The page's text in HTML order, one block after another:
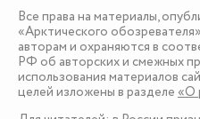
Все права на материалы,
«Арктического
авторам и охраняются в
РФ об авторских и смежных
использования материалов
целей изложены в разделе «О